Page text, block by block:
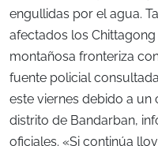
engullidas por el agua.
afectados los
montañosa fronteriza
fuente policial
este viernes debido a un
distrito de Bandarban,
oficiales. «Si continúa